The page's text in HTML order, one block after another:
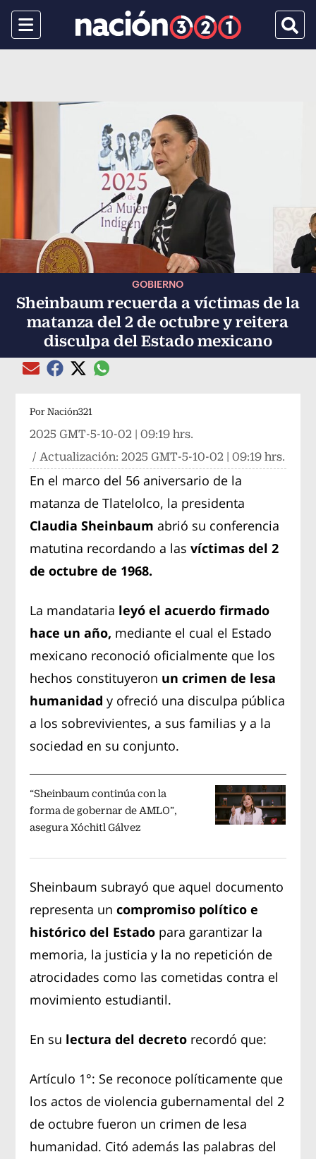
Menu
GOBIERNO
Sheinbaum recuerda a víctimas de la
matanza del 2 de octubre y reitera
disculpa del Estado mexicano
Compartir el artículo actual mediante Email
Compartir el artículo actual mediante Facebook
Compartir el artículo actual mediante Twitter
Compartir el artículo actual mediante
Por Nación321
2025 GMT-5-10-02 | 09:19 hrs.
/ Actualización:2025 GMT-5-10-02 | 09:19 hrs.
En el marco del 56 aniversario de la
matanza de Tlatelolco, la presidenta
Claudia Sheinbaum abrió su conferencia
matutina recordando a las víctimas del 2
de octubre de 1968.
La mandataria leyó el acuerdo firmado
hace un año, mediante el cual el Estado
mexicano reconoció oficialmente que los
hechos constituyeron un crimen de lesa
humanidad y ofreció una disculpa pública
a los sobrevivientes, a sus familias y a la
sociedad en su conjunto.
“Sheinbaum continúa con la
forma de gobernar de AMLO”,
asegura Xóchitl Gálvez
Sheinbaum subrayó que aquel documento
representa uncompromiso político e
histórico del Estado para garantizar la
memoria, la justicia y la no repetición de
atrocidades como las cometidas contra el
movimiento estudiantil.
En su lectura del decreto recordó que:
Artículo 1°: Se reconoce políticamente que
los actos de violencia gubernamental del 2
de octubre fueron un crimen de lesa
humanidad. Citó además las palabras del